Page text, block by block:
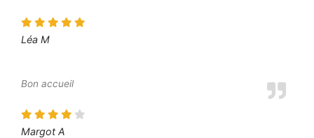
Léa M
Bon accueil
Margot A